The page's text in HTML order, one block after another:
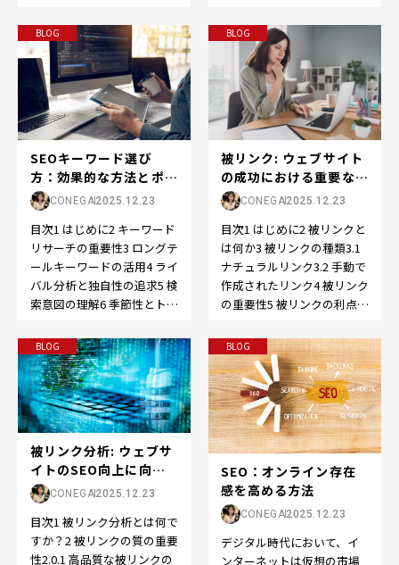
タ…
BLOG
SEOキーワード選び
方：効果的な方法とポイ
ントCONEGA2025.12.23
目次1 はじめに2 キーワード
リサーチの重要性3 ロングテ
ールキーワードの活用4 ライ
バル分析と独自性の追求5 検
索意図の理解6 季節性とトレ
の…
BLOG
被リンク: ウェブサイト
の成功における重要な役
割 CONEGA2025.12.23
目次1 はじめに2 被リンクと
は何か3 被リンクの種類3.1
ナチュラルリンク3.2 手動で
作成されたリンク4 被リンク
の重要性5 被リンクの利点
BLOG
被リンク分析: ウェブサ
イトのSEO向上に向け
た重要なステップ
CONEGA2025.12.23
目次1 被リンク分析とは何で
すか？2 被リンクの質の重要
性2.0.1 高品質な被リンクの
BLOG
SEO：オンライン存在
感を高める方法
CONEGA2025.12.23
デジタル時代において、イ
ンターネットは仮想の市場